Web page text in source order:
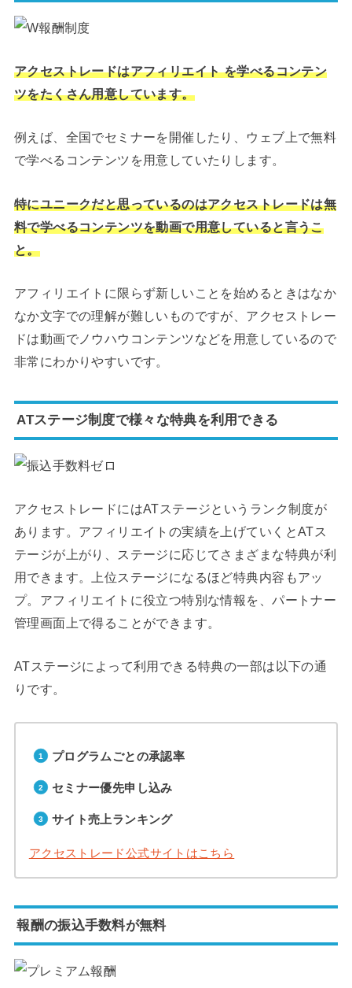
アクセストレードはアフィリエイト を学べるコンテン
ツをたくさん用意しています。
例えば、全国でセミナーを開催したり、ウェブ上で無料
で学べるコンテンツを用意していたりします。
特にユニークだと思っているのはアクセストレードは無
料で学べるコンテンツを動画で用意していると言うこ
と。
アフィリエイトに限らず新しいことを始めるときはなか
なか文字での理解が難しいものですが、アクセストレー
ドは動画でノウハウコンテンツなどを用意しているので
非常にわかりやすいです。
ATステージ制度で様々な特典を利用できる
アクセストレードにはATステージというランク制度が
あります。アフィリエイトの実績を上げていくとATス
テージが上がり、ステージに応じてさまざまな特典が利
用できます。上位ステージになるほど特典内容もアッ
プ。アフィリエイトに役立つ特別な情報を、パートナー
管理画面上で得ることができます。
ATステージによって利用できる特典の一部は以下の通
りです。
プログラムごとの承認率
セミナー優先申し込み
サイト売上ランキング
アクセストレード公式サイトはこちら
報酬の振込手数料が無料